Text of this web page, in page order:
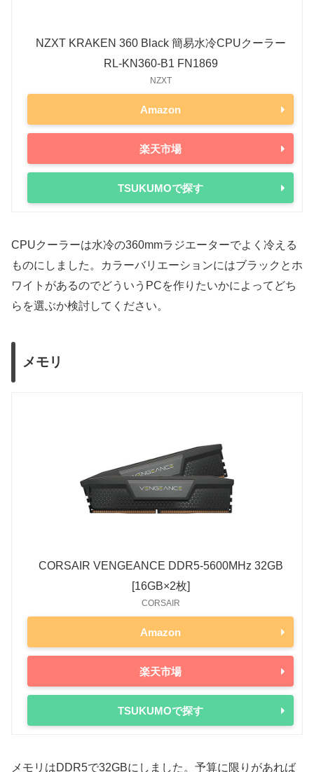
NZXT KRAKEN 360 Black 簡易水冷CPUクーラー
RL-KN360-B1 FN1869
NZXT
Amazon
楽天市場
TSUKUMOで探す
CPUクーラーは水冷の360mmラジエーターでよく冷える
ものにしました。カラーバリエーションにはブラックとホ
ワイトがあるのでどういうPCを作りたいかによってどち
らを選ぶか検討してください。
メモリ
CORSAIR VENGEANCE DDR5-5600MHz 32GB
[16GB×2枚]
CORSAIR
Amazon
楽天市場
TSUKUMOで探す
メモリはDDR5で32GBにしました。予算に限りがあれば